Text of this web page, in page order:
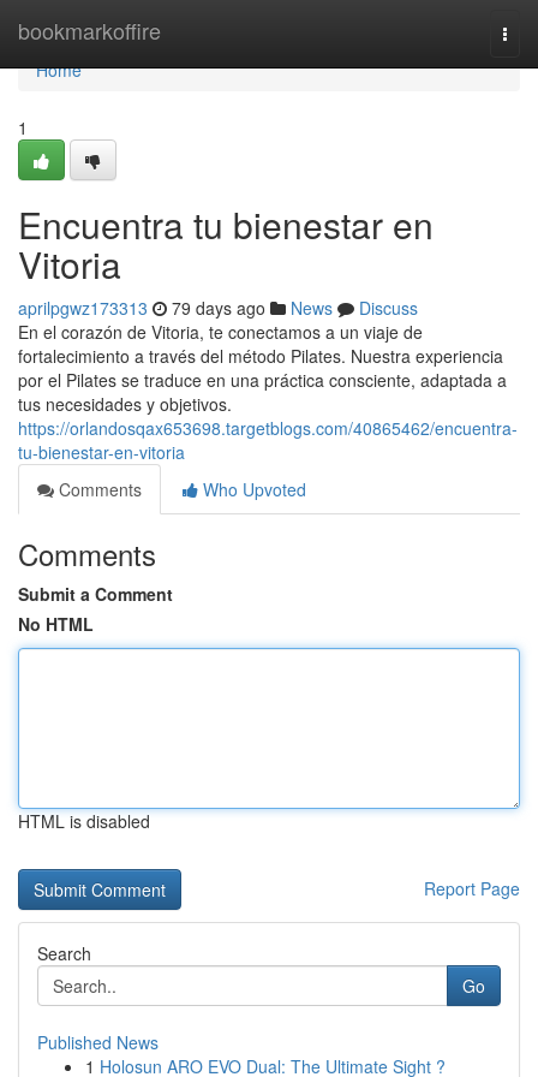
bookmarkoffire
Home
Home
1
Encuentra tu bienestar en
Vitoria
aprilpgwz173313 79 days ago News
Discuss
En el corazón de Vitoria, te conectamos a un viaje de
fortalecimiento a través del método Pilates. Nuestra experiencia
por el Pilates se traduce en una práctica consciente, adaptada a
tus necesidades y objetivos.
https://orlandosqax653698.targetblogs.com/40865462/encuentra-
tu-bienestar-en-vitoria
Comments
Who Upvoted
Comments
Submit a Comment
No HTML
HTML is disabled
Report Page
Search
Go
Published News
1 Holosun ARO EVO Dual: The Ultimate Sight ?